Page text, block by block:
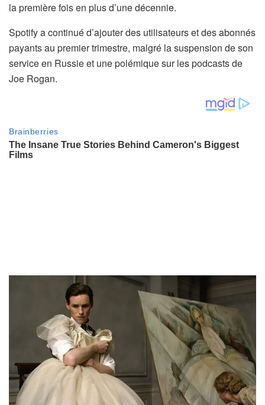
la première fois en plus d’une décennie.
Spotify a continué d’ajouter des utilisateurs et des abonnés
payants au premier trimestre, malgré la suspension de son
service en Russie et une polémique sur les podcasts de
Joe Rogan.